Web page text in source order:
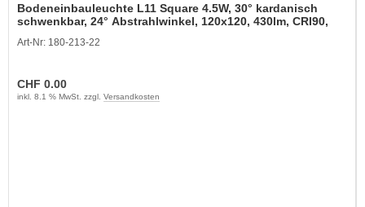
Bodeneinbauleuchte L11 Square 4.5W, 30° kardanisch
schwenkbar, 24° Abstrahlwinkel, 120x120, 430lm, CRI90,
Art-Nr: 180-213-22
CHF 0.00
inkl. 8.1 % MwSt. zzgl. Versandkosten